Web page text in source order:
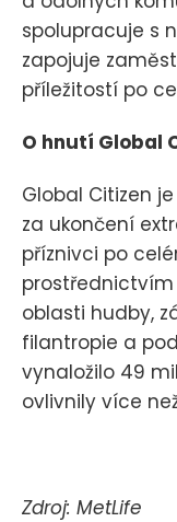
spolupracuje s
zapojuje
příležitostí po
O hnutí Global
Global Citizen
za ukončení
příznivci po
prostřednictvím
oblasti hudby,
filantropie a
vynaložilo 49
ovlivnily více
Zdroj: MetLife